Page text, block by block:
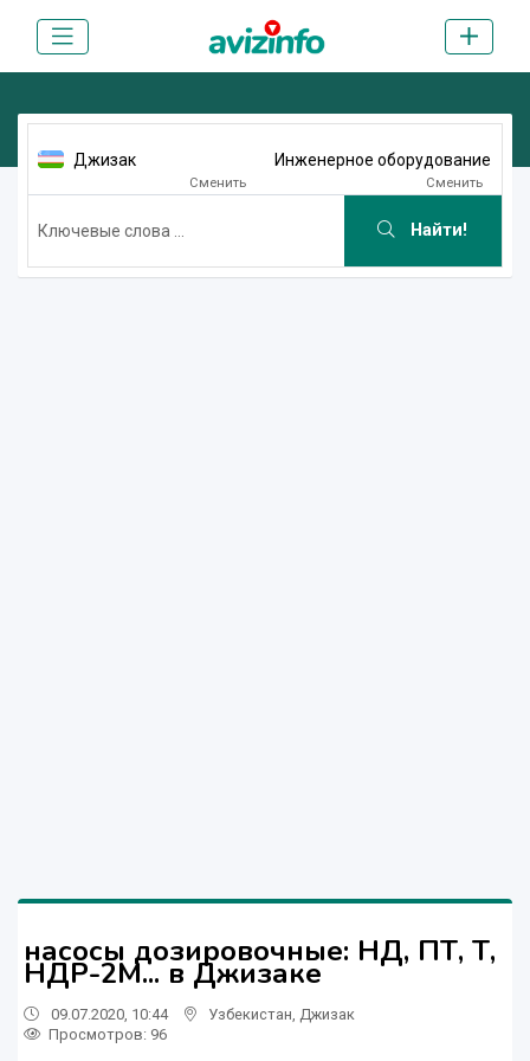
Джизак
Сменить
Инженерное оборудование
Сменить
Найти!
насосы дозировочные: НД, ПТ, Т,
НДР-2М... в Джизаке
09.07.2020, 10:44 Узбекистан Джизак
Просмотров: 96